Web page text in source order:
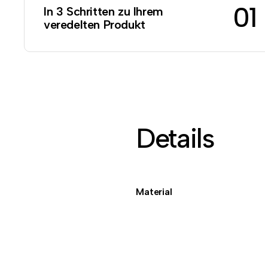
In 3 Schritten zu Ihrem
veredelten Produkt
01
Details
Material